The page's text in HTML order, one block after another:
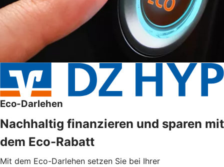
Eco-Darlehen
Nachhaltig finanzieren und sparen mit
dem Eco-Rabatt
Mit dem Eco-Darlehen setzen Sie bei Ihrer